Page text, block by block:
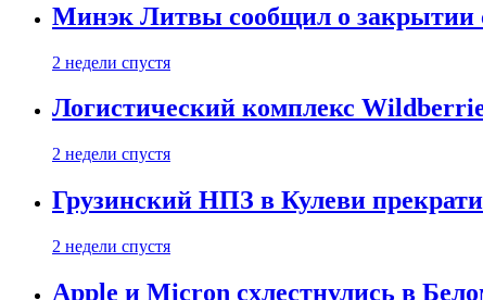
Минэк Литвы сообщил о закрытии
2 недели спустя
Логистический комплекс
2 недели спустя
Грузинский НПЗ в Кулеви
2 недели спустя
Apple и Micron схлестнулись в